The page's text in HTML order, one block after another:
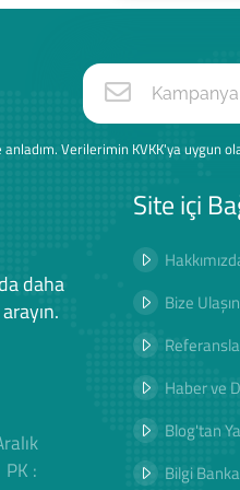
Verilerimin KVKK'ya uygun
daha
:
Site içi
Bize Ulaşın
Haber ve
Blog'tan
Bilgi